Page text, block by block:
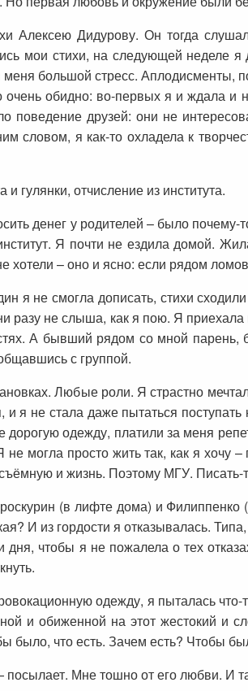
Алексею Дидурову. Он тогда
мои стихи, на следующей неделе
меня большой стресс.
обидно: во-первых я и ждала
поведение друзей: они не
словом, я как-то охладела к
гулянки, отчисление из института.
денег у родителей – было почему-
Я почти не ездила домой.
хотели – оно и ясно: если рядом
я не смогла дописать, стихи
разу не слыша, как я пою. Я
А бывший рядом со мной парень,
с группой.
Любые роли. Я страстно
я не стала даже пытаться
одежду, платили за меня
могла просто жить так, как я хочу
и жизнь. Поэтому МГУ. Писать-
(в лифте дома) и
И из гордости я отказывалась.
чтобы я не пожалела о тех
одежду, я пыталась что-
и обиженной на этот жестокий и
было, что есть. Зачем есть? Чтобы
Мне тошно от его любви. И